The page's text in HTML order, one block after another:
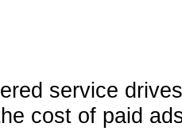
service
cost of paid